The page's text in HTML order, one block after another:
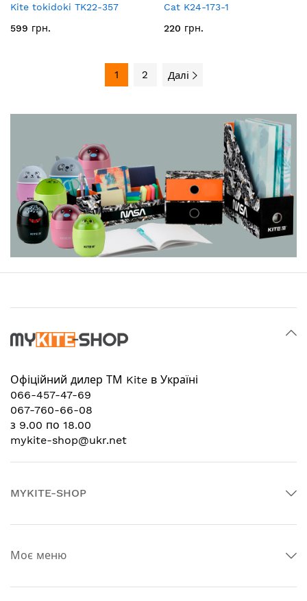
Kite tokidoki TK22-357
599 грн.
Cat K24-173-1
220 грн.
1 2 Далі
Офіційний дилер ТМ Kite в Україні
066-457-47-69
067-760-66-08
з 9.00 по 18.00
mykite-shop@ukr.net
MYKITE-SHOP
Моє меню